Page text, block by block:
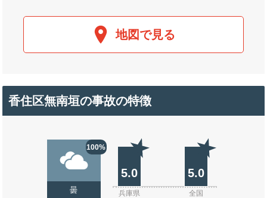
地図で見る
香住区無南垣の事故の特徴
100%
曇
5.0 5.0
兵庫県 全国